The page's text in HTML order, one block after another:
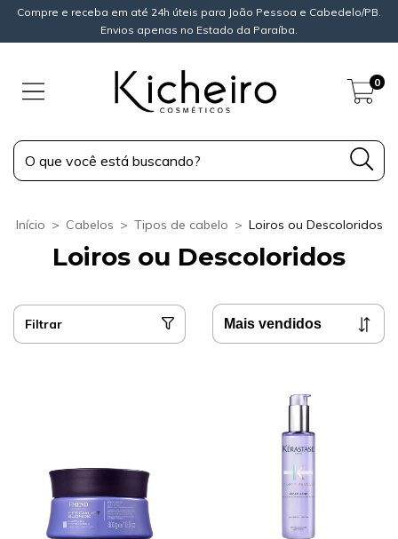
Compre e receba em até 24h úteis para João Pessoa e Cabedelo/PB.
Envios apenas no Estado da Paraíba.
0
Início > Cabelos > Tipos de cabelo > Loiros ou Descoloridos
Loiros ou Descoloridos
Filtrar